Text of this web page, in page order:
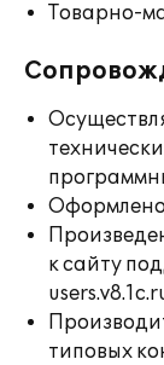
Товарно-
Оформлено
к сайту
типовых